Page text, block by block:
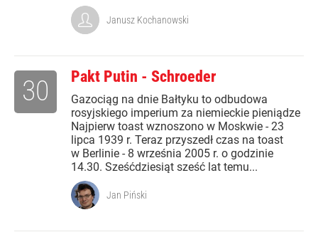
Janusz Kochanowski
Pakt Putin - Schroeder
Gazociąg na dnie Bałtyku to odbudowa
rosyjskiego imperium za niemieckie pieniądze
Najpierw toast wznoszono w Moskwie - 23
lipca 1939 r. Teraz przyszedł czas na toast
w Berlinie - 8 września 2005 r. o godzinie
14.30. Sześćdziesiąt sześć lat temu...
30
Jan Piński